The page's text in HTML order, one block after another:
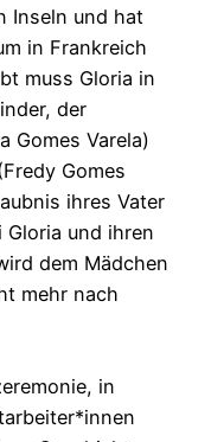
Inseln und hat
in Frankreich
muss Gloria in
der
Gomes Varela)
Gomes
ihres Vater
und ihren
dem Mädchen
mehr nach
in